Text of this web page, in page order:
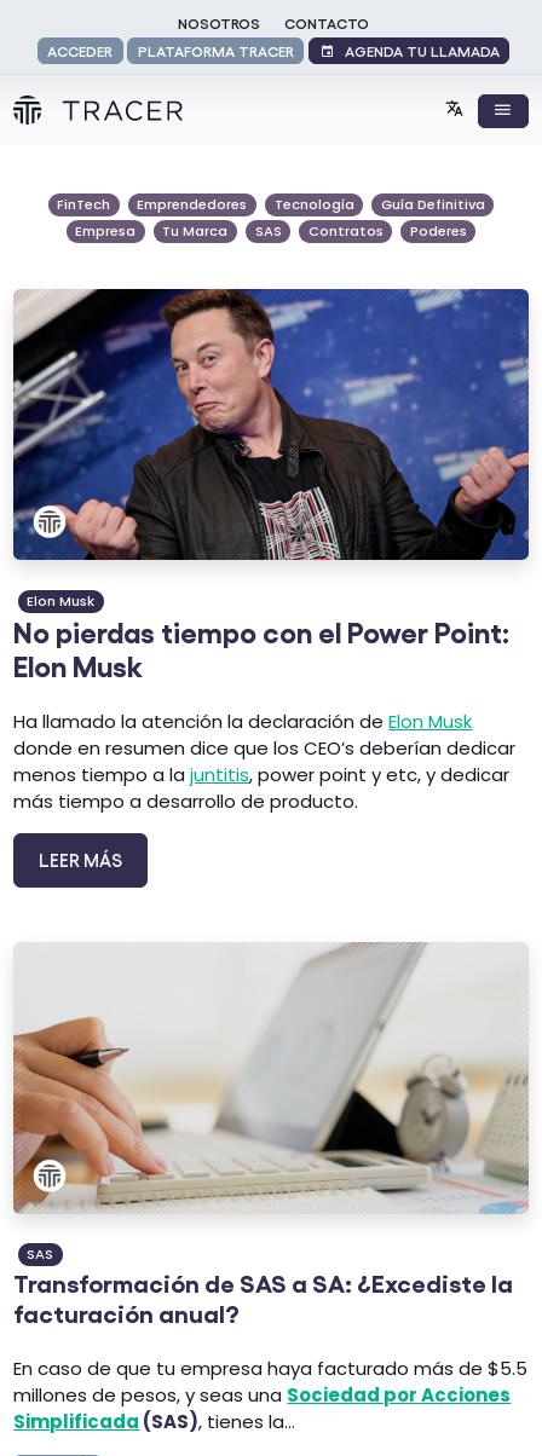
NOSOTROS
CONTACTO
ACCEDER
PLATAFORMA TRACER AGENDA TU LLAMADA
FinTech Emprendedores Tecnología
Guía Definitiva
Empresa
Tu Marca SAS Contratos Poderes
Elon Musk
No pierdas tiempo con el Power Point:
Elon Musk
Ha llamado la atención la declaración deElon Musk
donde en resumen dice que los CEO’s deberían dedicar
menos tiempo a lajuntitis, power point y etc, y dedicar
más tiempo a desarrollo de producto.
LEER MÁS
SAS
Transformación de SAS a SA: ¿Excediste la
facturación anual?
En caso de que tu empresa haya facturado más de $5.5
millones de pesos, y seas una Sociedad por Acciones
Simplificada (SAS), tienes la...